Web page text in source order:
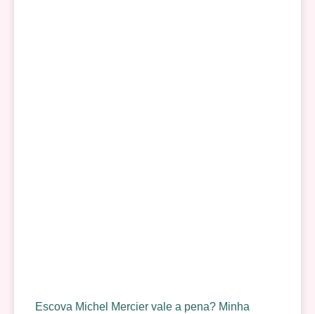
Escova Michel Mercier vale a pena? Minha